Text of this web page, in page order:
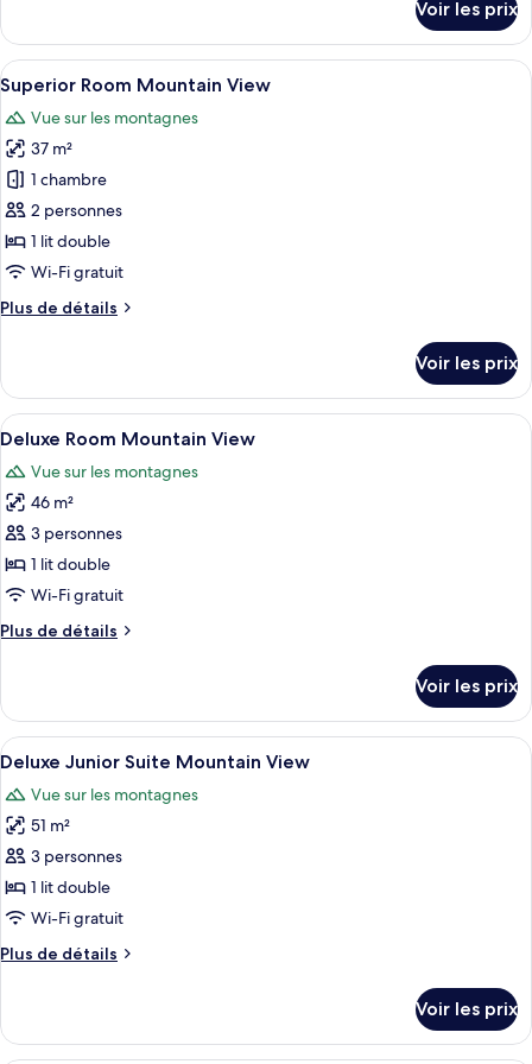
Classic
Junior
Suite
le
type
de
chambre
Classic
Junior
Suite
Voir les prix
Afficher
toutes
les
photos
pour
ce
type
de
chambre :
Superior
View
Une chambre d’hôtel avec un lit, un
4
Superior Room Mountain View
Vue sur les montagnes
37 m²
1 chambre
2 personnes
1 lit double
Wi-Fi gratuit
Plus de détails
Plus
le
type
de
Superior
Room
View
Voir les prix
Afficher
toutes
les
photos
pour
ce
type
chambre :
Mountain
View
Une chambre spacieuse avec un
3
Deluxe Room Mountain View
Vue sur les montagnes
46 m²
3 personnes
1 lit double
Wi-Fi gratuit
Plus de détails
Plus
le
type
de
Deluxe
Room
View
Voir les prix
Afficher
toutes
les
photos
pour
ce
type
chambre :
Suite
Une chambre à coucher avec un
4
Deluxe Junior Suite Mountain View
Vue sur les montagnes
51 m²
3 personnes
1 lit double
Wi-Fi gratuit
Plus de détails
Plus
le
type
Voir les prix